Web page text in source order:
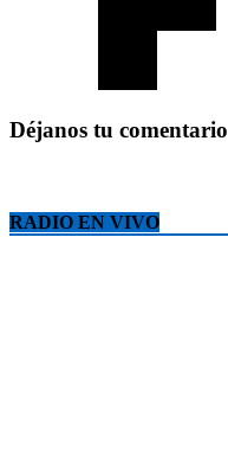
Déjanos tu comentario
RADIO EN VIVO